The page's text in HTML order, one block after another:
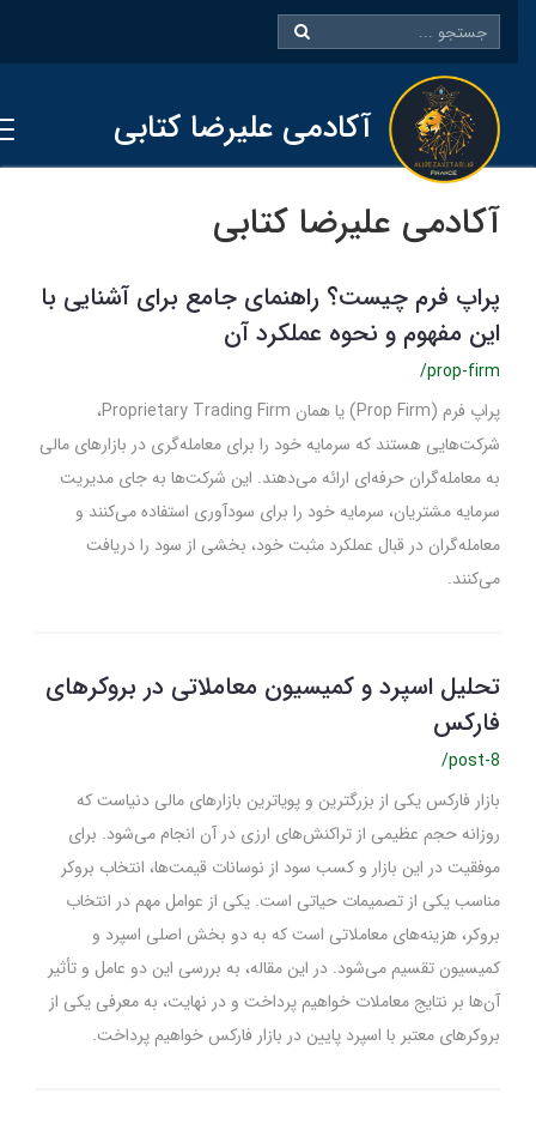
آکادمی علیرضا کتابی
آکادمی علیرضا کتابی
پراپ فرم چیست؟ راهنمای جامع برای آشنایی با
این مفهوم و نحوه عملکرد آن
/prop-firm
پراپ فرم (Prop Firm) یا همان Proprietary Trading Firm،
شرکت‌هایی هستند که سرمایه خود را برای معامله‌گری در بازارهای مالی
به معامله‌گران حرفه‌ای ارائه می‌دهند. این شرکت‌ها به جای مدیریت
سرمایه مشتریان، سرمایه خود را برای سودآوری استفاده می‌کنند و
معامله‌گران در قبال عملکرد مثبت خود، بخشی از سود را دریافت
می‌کنند.
تحلیل اسپرد و کمیسیون معاملاتی در بروکرهای
فارکس
/post-8
بازار فارکس یکی از بزرگترین و پویاترین بازارهای مالی دنیاست که
روزانه حجم عظیمی از تراکنش‌های ارزی در آن انجام می‌شود. برای
موفقیت در این بازار و کسب سود از نوسانات قیمت‌ها، انتخاب بروکر
مناسب یکی از تصمیمات حیاتی است. یکی از عوامل مهم در انتخاب
بروکر، هزینه‌های معاملاتی است که به دو بخش اصلی اسپرد و
کمیسیون تقسیم می‌شود. در این مقاله، به بررسی این دو عامل و تأثیر
آن‌ها بر نتایج معاملات خواهیم پرداخت و در نهایت، به معرفی یکی از
بروکرهای معتبر با اسپرد پایین در بازار فارکس خواهیم پرداخت.